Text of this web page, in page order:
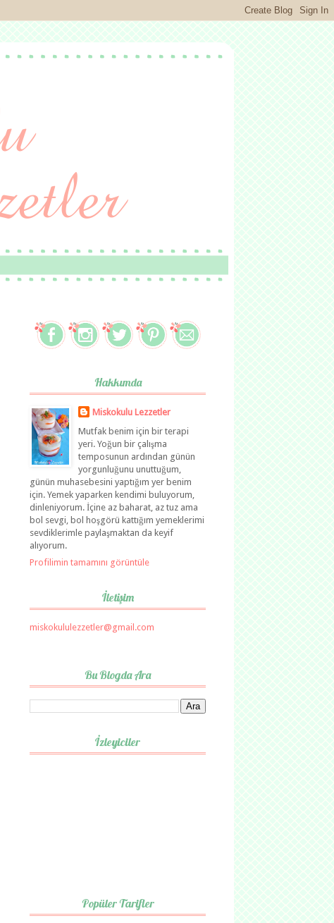
Hakkımda
Miskokulu Lezzetler
Mutfak benim için bir terapi
yeri. Yoğun bir çalışma
temposunun ardından günün
yorgunluğunu unuttuğum,
günün muhasebesini yaptığım yer benim
için. Yemek yaparken kendimi buluyorum,
dinleniyorum. İçine az baharat, az tuz ama
bol sevgi, bol hoşgörü kattığım yemeklerimi
sevdiklerimle paylaşmaktan da keyif
alıyorum.
Profilimin tamamını görüntüle
İletişim
miskokululezzetler@gmail.com
Bu Blogda Ara
İzleyiciler
Popüler Tarifler